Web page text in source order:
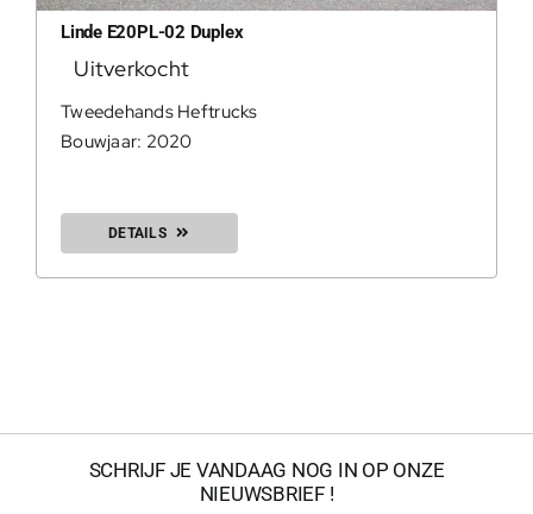
Linde E20PL-02 Duplex
Uitverkocht
Tweedehands Heftrucks
Bouwjaar: 2020
DETAILS
SCHRIJF JE VANDAAG NOG IN OP ONZE
NIEUWSBRIEF !
200Kg =